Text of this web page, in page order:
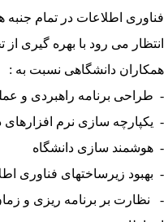
اطلاعات در تمام جنبه
می رود با بهره گیری
دانشگاهی نسبت به :
طراحی برنامه راهبردی و
یکپارچه سازی نرم افزارهای
هوشمند سازی دانشگاه
بهبود زیرساختهای فناوری
نظارت بر برنامه ریزی و